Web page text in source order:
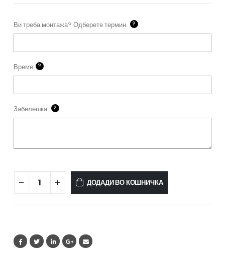
Ви треба монтажа? Одберете термин. ?
Време ?
Забелешка: ?
Energy
SE
-
ДОДАДИ ВО КОШНИЧКА